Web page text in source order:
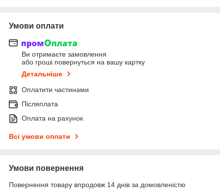
Умови оплати
Ви отримаєте замовлення
або гроші повернуться на вашу картку
Детальніше
Оплатити частинами
Післяплата
Оплата на рахунок
Всі умови оплати
Умови повернення
Повернення товару впродовж 14 днів за домовленістю